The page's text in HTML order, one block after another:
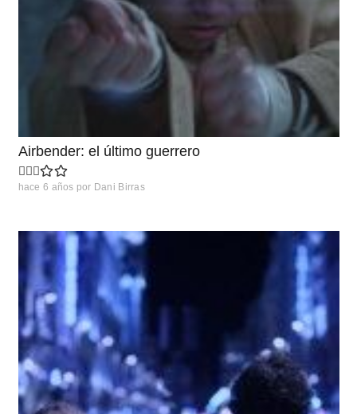
Airbender: el último guerrero
hace 6 años por Dani Birras